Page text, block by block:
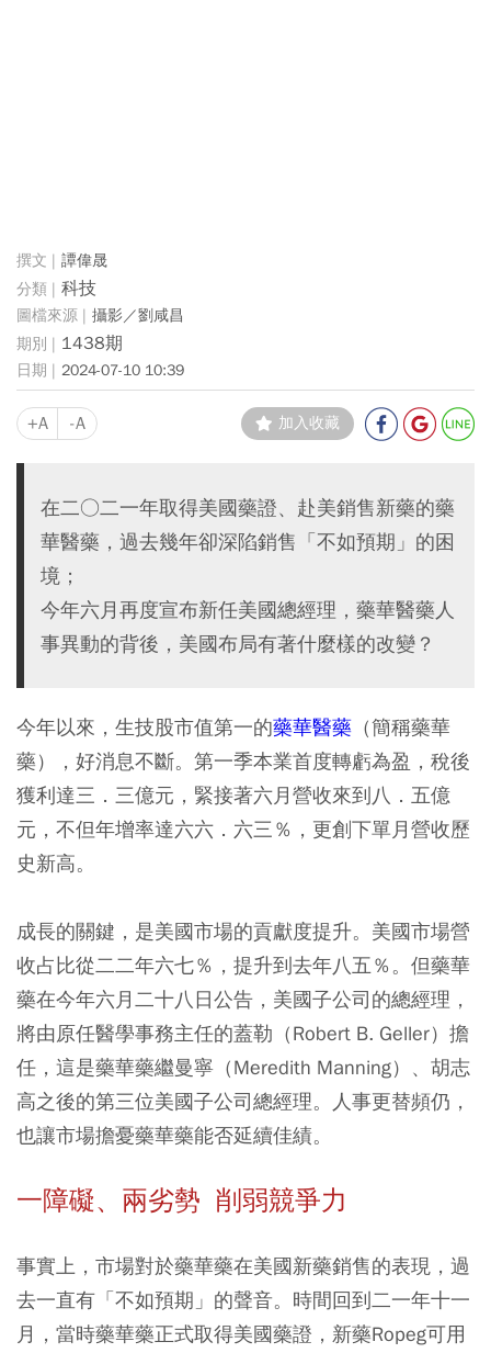
譚偉晟
科技
攝影／劉咸昌
1438期
2024-07-10 10:39
+A -A 加入收藏
在二○二一年取得美國藥證、赴美銷售新藥的藥
華醫藥，過去幾年卻深陷銷售「不如預期」的困
境；
今年六月再度宣布新任美國總經理，藥華醫藥人
事異動的背後，美國布局有著什麼樣的改變？
今年以來，生技股市值第一的藥華醫藥 （簡稱藥華
藥），好消息不斷。第一季本業首度轉虧為盈，稅後
獲利達三．三億元，緊接著六月營收來到八．五億
元，不但年增率達六六．六三％，更創下單月營收歷
史新高。
成長的關鍵，是美國市場的貢獻度提升。美國市場營
收占比從二二年六七％，提升到去年八五％。但藥華
藥在今年六月二十八日公告，美國子公司的總經理，
將由原任醫學事務主任的蓋勒（Robert B. Geller）擔
任，這是藥華藥繼曼寧（Meredith Manning）、胡志
高之後的第三位美國子公司總經理。人事更替頻仍，
也讓市場擔憂藥華藥能否延續佳績。
一障礙、兩劣勢 削弱競爭力
事實上，市場對於藥華藥在美國新藥銷售的表現，過
去一直有「不如預期」的聲音。時間回到二一年十一
月，當時藥華藥正式取得美國藥證，新藥Ropeg可用